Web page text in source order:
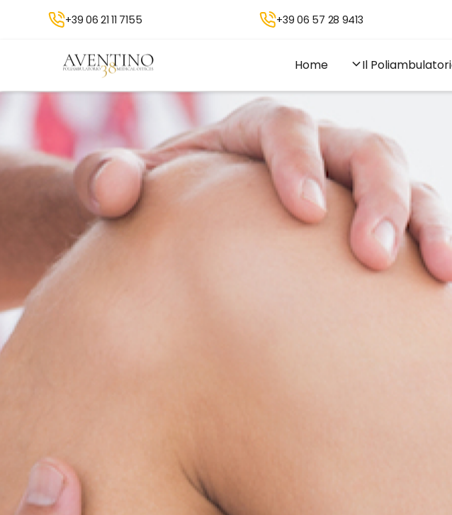
+39 06 21 11 7155 +39 06 57 28 9413
Home Il